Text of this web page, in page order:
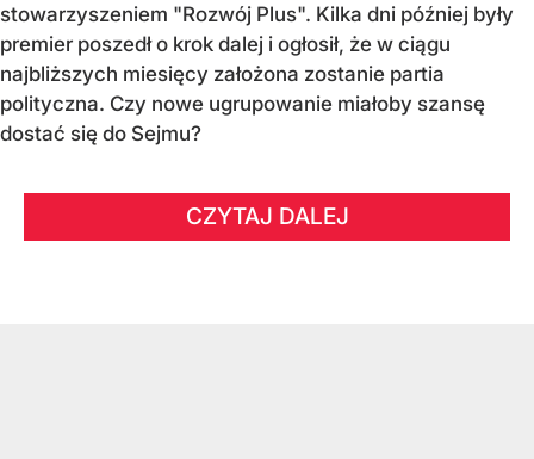
stowarzyszeniem "Rozwój Plus". Kilka dni później były
premier poszedł o krok dalej i ogłosił, że w ciągu
najbliższych miesięcy założona zostanie partia
polityczna. Czy nowe ugrupowanie miałoby szansę
dostać się do Sejmu?
CZYTAJ DALEJ